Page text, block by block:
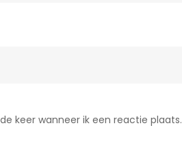
keer wanneer ik een reactie plaats.